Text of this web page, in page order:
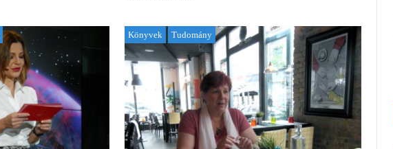
Könyvek Tudomány